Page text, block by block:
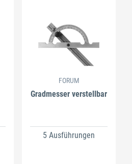
FORUM
Gradmesser verstellbar
5 Ausführungen